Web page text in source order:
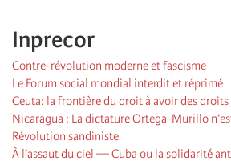
Inprecor
Contre-révolution moderne et fascisme
Le Forum social mondial interdit et réprimé
Ceuta: la frontière du droit à avoir des droits
Nicaragua : La dictature Ortega-Murillo
Révolution sandiniste
À l’assaut du ciel — Cuba ou la solidarité